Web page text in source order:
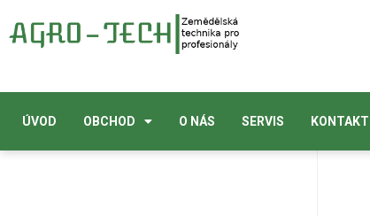
ÚVOD OBCHOD O NÁS SERVIS KONTAKT